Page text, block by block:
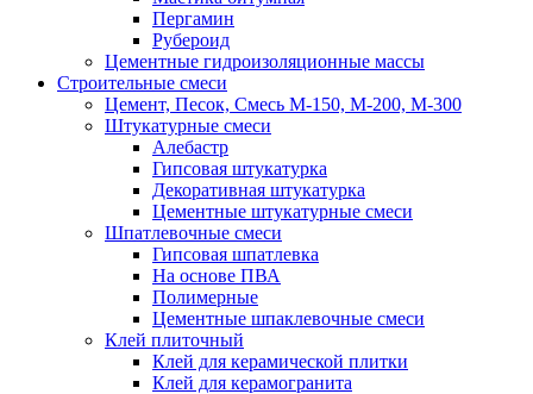
Пергамин
Рубероид
Цементные гидроизоляционные массы
Строительные смеси
Цемент, Песок, Смесь М-150, М-200, М-300
Штукатурные смеси
Алебастр
Гипсовая штукатурка
Декоративная штукатурка
Цементные штукатурные смеси
Шпатлевочные смеси
Гипсовая шпатлевка
На основе ПВА
Полимерные
Цементные шпаклевочные смеси
Клей плиточный
Клей для керамической плитки
Клей для керамогранита